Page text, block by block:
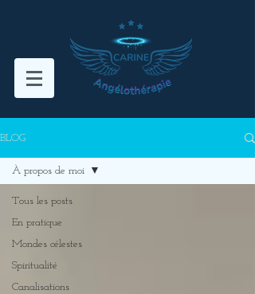
BLOG
Tous les posts
En pratique
Mondes célestes
Spiritualité
Canalisations
À propos de moi